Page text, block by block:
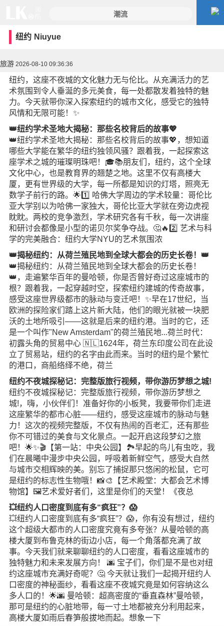
纽约 Niuyue
旅游 2026-08-10 09:36:36
纽约，这座不夜城的文化魅力无与伦比。从充满活力的艺
术氛围到令人垂涎的多元美食，每一处都散发着独特的魅
力。今天就带你深入探索纽约的城市文化，感受它的独特
风情和无限可能！✨
👑纽约学术圣地大揭秘：那些名校背后的故事💖
👑纽约学术圣地大揭秘：那些名校背后的故事💖，想知道
哪些大学能在繁华的纽约独领风骚？跟着我，一起探索这
座学术之城的璀璨明珠吧！🎓📚朋友们，纽约，这个全球
文化中心，也是教育界的翘楚之地。这里不仅有高楼大
厦，更有世界级的大学，每一所都是知识的灯塔，照亮无
数学子前行的路。🌟1️⃣ 哈佛大学周边的学术较量：哥伦比
亚大学别以为哈佛一家独大，哥伦比亚大学就在旁边虎视
眈眈。两校的竞争激烈，学术研究各有千秋，每一次讲座
和研讨会都像是小型的诺贝尔奖争夺战。🤔🔥2️⃣ 艺术与科
学的完美融合：纽约大学NYU的艺术氛围浓
👑揭秘纽约：从荷兰殖民地到全球大都会的历史长卷！👑
👑揭秘纽约：从荷兰殖民地到全球大都会的历史长卷！
👑，走遍繁华百年的曼哈顿，你是否曾好奇过这座城市的
根？跟着我，一起穿越时空，探索纽约建城的传奇故事，
感受这座世界级都市的脉动与变迁吧！✨早在17世纪，当
欧洲的探险家们踏上这片新大陆，他们的眼光就被一块肥
沃的土地所吸引——这就是后来的纽约港。当时的它，还
是一个叫作"New Amsterdam"的荷兰殖民地...荷兰时代：
初露头角的贸易中心 🇳🇱1624年，荷兰东印度公司在此设
立了贸易站，纽约的名字由此而来。当时的纽约是个繁忙
的港口，商船络绎不绝，荷兰
纽约不夜城探秘记：完整版旅行视频，带你游历梦想之城!
纽约不夜城探秘记：完整版旅行视频，带你游历梦想之
城!，嗨，小伙伴们！准备好你的小板凳，我要带你们走进
这座繁华的都市心脏——纽约，感受这座城市的脉动与魅
力！这次的视频完整版，不仅有热闹的百老汇，还有那些
你不可错过的美食与文化景点。一起开启这段梦幻之旅
吧！🌟✨🎬【第一站：中央公园】🏞️早起的鸟儿有虫吃，我
们在晨曦中漫步中央公园，呼吸着新鲜空气，感受大自然
与城市交相辉映的美。别忘了捕捉那只悠闲的松鼠，它可
是纽约的标志性生物哦！📸🎨【艺术殿堂：大都会艺术博
物馆】🖼️艺术爱好者们，这里是你们的天堂！《夜总
💥纽约人口密度到底有多“疯狂”？😱
💥纽约人口密度到底有多“疯狂”？😱，你有没有想过，纽约
这个超级大都市的人口密度究竟有多夸张？从曼哈顿的高
楼大厦到布鲁克林的街边小店，每一个角落都充满了故
事。今天我们就来聊聊纽约的人口密度，看看这座城市的
独特魅力和未来发展方向！ 🌆 宝子们，你们是不是也对纽
约这座城市充满好奇呢？🤔 今天就让我们一起揭开纽约人
口密度的神秘面纱，看看这座不夜城究竟是如何容纳这么
多人口的！🌟🌆 曼哈顿：超高密度的“垂直森林”曼哈顿，
那可是纽约的心脏地带，每一寸土地都被充分利用起来，
高楼大厦如雨后春笋般拔地而起。想象一下